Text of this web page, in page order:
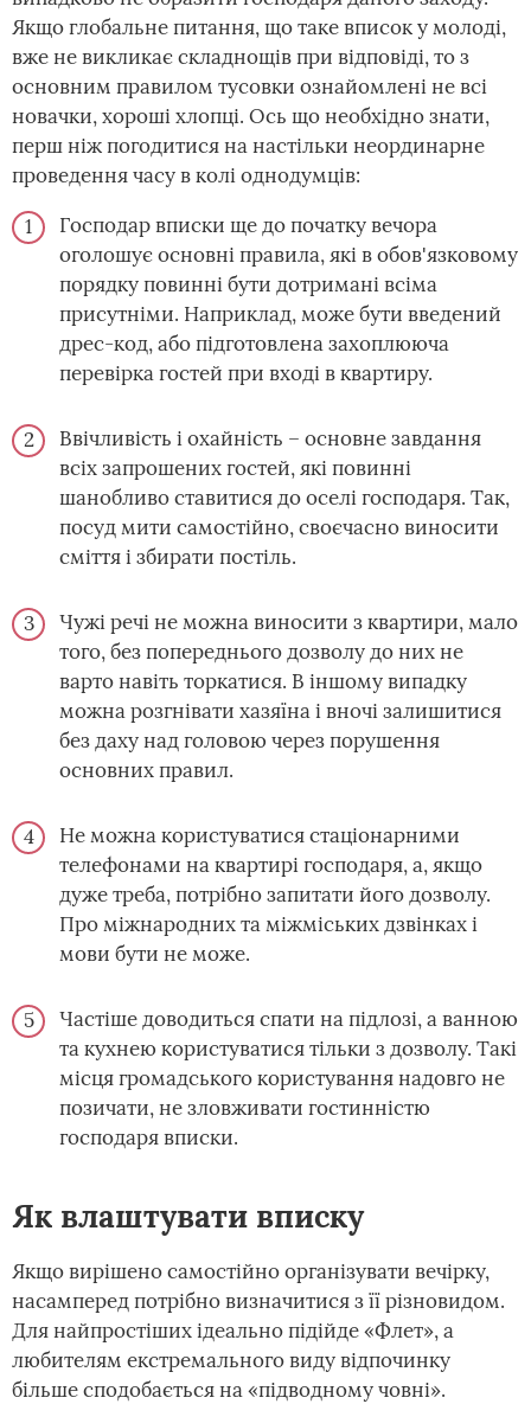
Якщо глобальне питання, що таке вписок у молоді,
вже не викликає складнощів при відповіді, то з
основним правилом тусовки ознайомлені не всі
новачки, хороші хлопці. Ось що необхідно знати,
перш ніж погодитися на настільки неординарне
проведення часу в колі однодумців:
Господар вписки ще до початку вечора
оголошує основні правила, які в обов'язковому
порядку повинні бути дотримані всіма
присутніми. Наприклад, може бути введений
дрес-код, або підготовлена захоплююча
перевірка гостей при вході в квартиру.
Ввічливість і охайність – основне завдання
всіх запрошених гостей, які повинні
шанобливо ставитися до оселі господаря. Так,
посуд мити самостійно, своєчасно виносити
сміття і збирати постіль.
Чужі речі не можна виносити з квартири, мало
того, без попереднього дозволу до них не
варто навіть торкатися. В іншому випадку
можна розгнівати хазяїна і вночі залишитися
без даху над головою через порушення
основних правил.
Не можна користуватися стаціонарними
телефонами на квартирі господаря, а, якщо
дуже треба, потрібно запитати його дозволу.
Про міжнародних та міжміських дзвінках і
мови бути не може.
Частіше доводиться спати на підлозі, а ванною
та кухнею користуватися тільки з дозволу. Такі
місця громадського користування надовго не
позичати, не зловживати гостинністю
господаря вписки.
Як влаштувати вписку
Якщо вирішено самостійно організувати вечірку,
насамперед потрібно визначитися з її різновидом.
Для найпростіших ідеально підійде «Флет», а
любителям екстремального виду відпочинку
більше сподобається на «підводному човні».